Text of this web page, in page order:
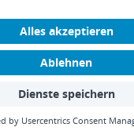
unserer Systeme
C5-testierten